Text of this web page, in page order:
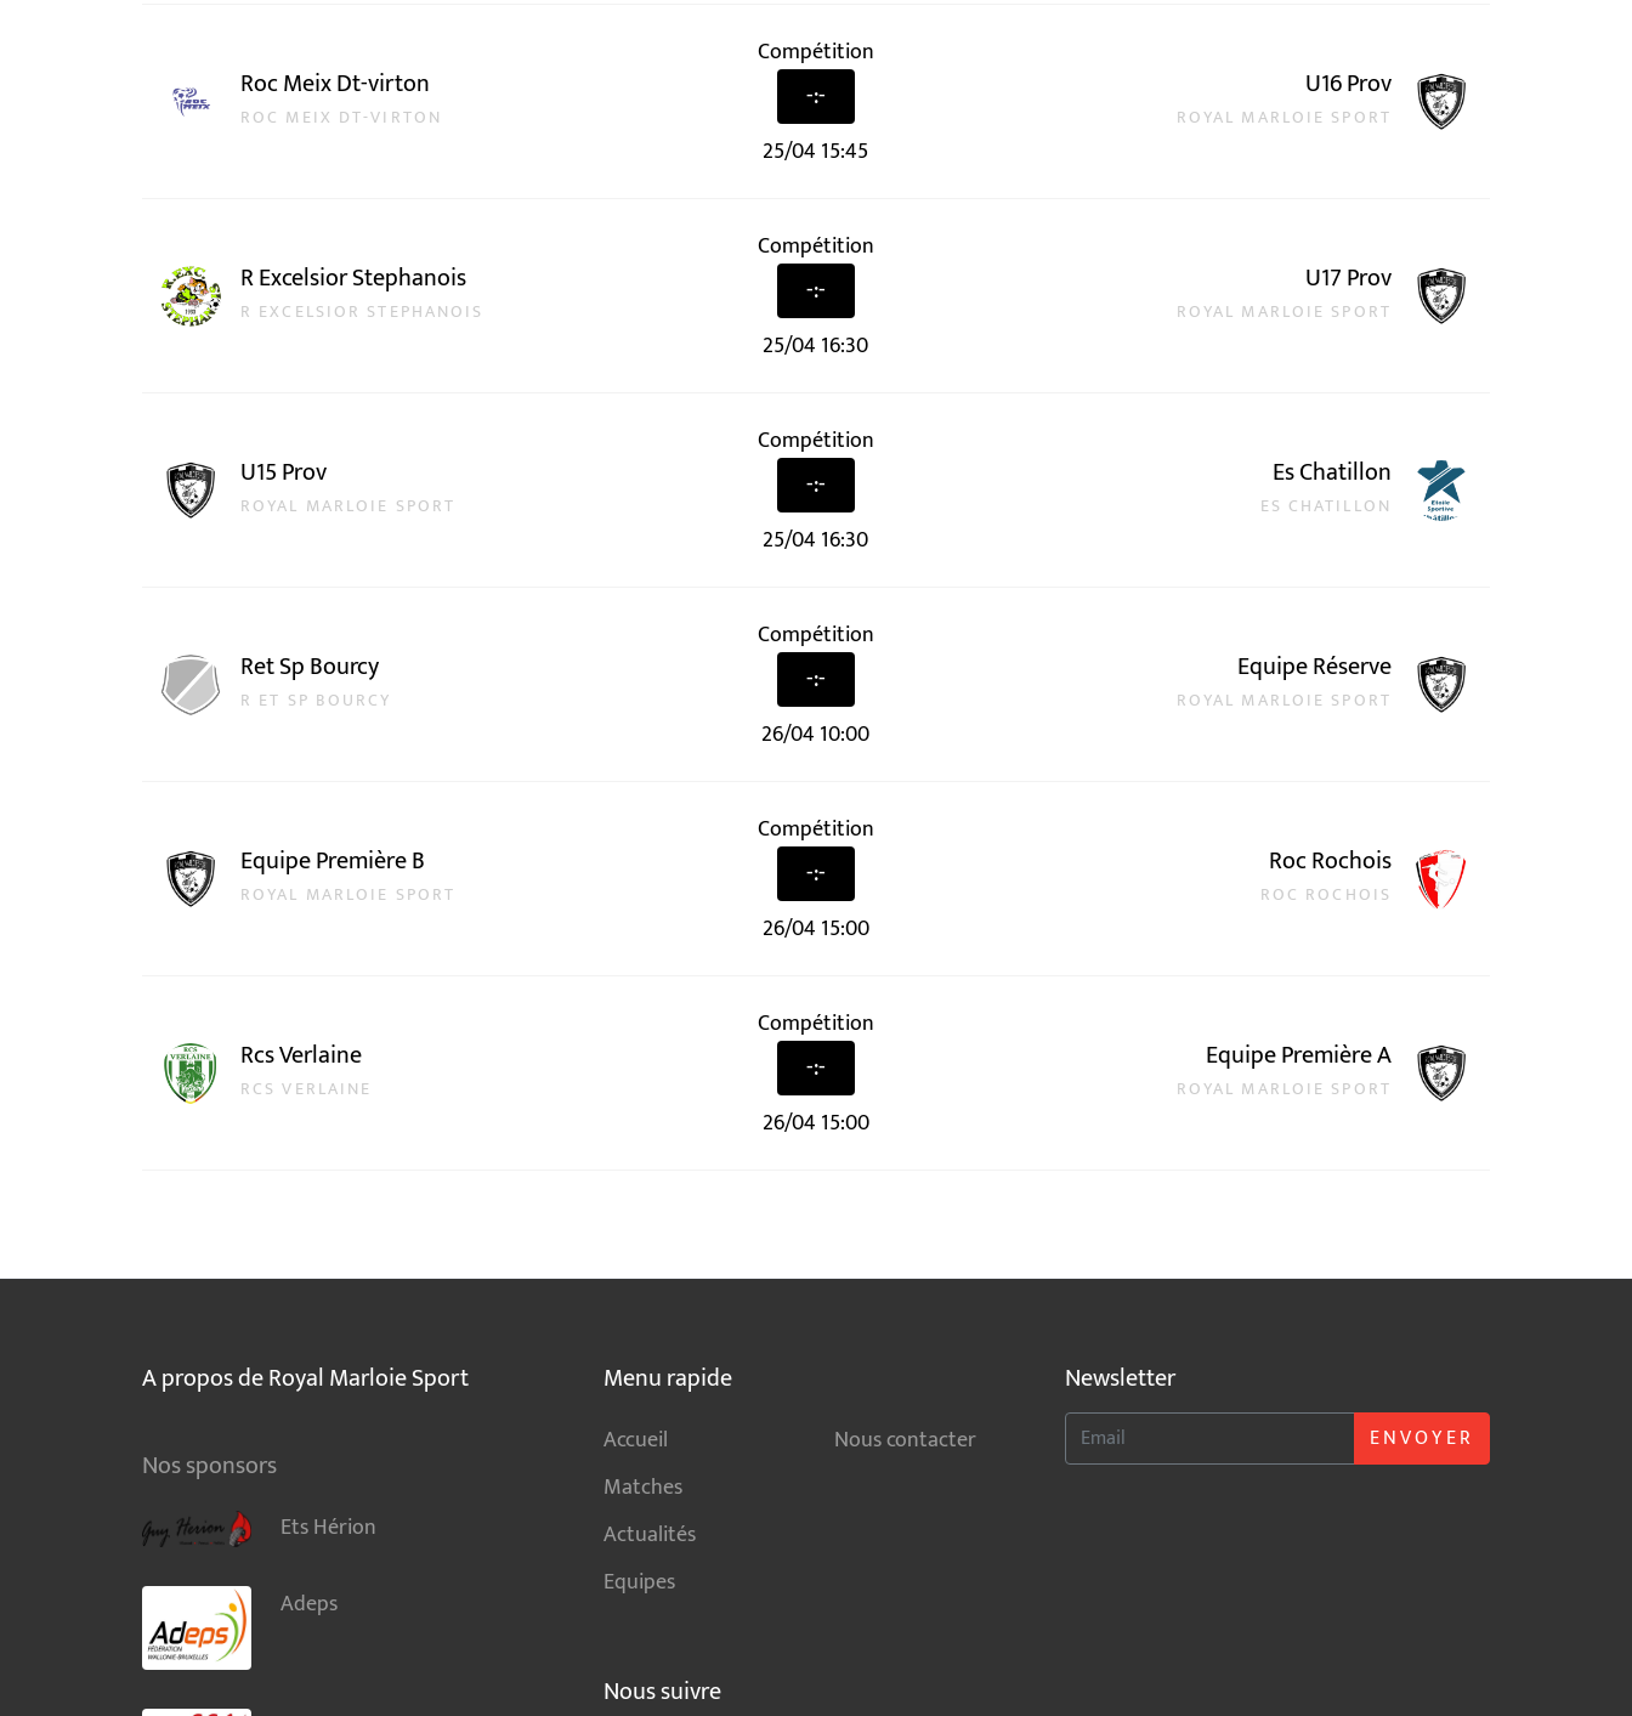
Roc Meix Dt-virton
ROC MEIX DT-VIRTON
Compétition
-:-
25/04 15:45
U16 Prov
ROYAL MARLOIE SPORT
R Excelsior Stephanois
R EXCELSIOR STEPHANOIS
Compétition
-:-
25/04 16:30
U17 Prov
ROYAL MARLOIE SPORT
U15 Prov
ROYAL MARLOIE SPORT
Compétition
-:-
25/04 16:30
Es Chatillon
ES CHATILLON
Ret Sp Bourcy
R ET SP BOURCY
Compétition
-:-
26/04 10:00
Equipe Réserve
ROYAL MARLOIE SPORT
Equipe Première B
ROYAL MARLOIE SPORT
Compétition
-:-
26/04 15:00
Roc Rochois
ROC ROCHOIS
Rcs Verlaine
RCS VERLAINE
Compétition
-:-
26/04 15:00
Equipe Première A
ROYAL MARLOIE SPORT
A propos de Royal Marloie Sport
Nos sponsors
Ets Hérion
Adeps
Menu rapide
Accueil
Matches
Actualités
Equipes
Nous contacter
Nous suivre
Newsletter
ENVOYER